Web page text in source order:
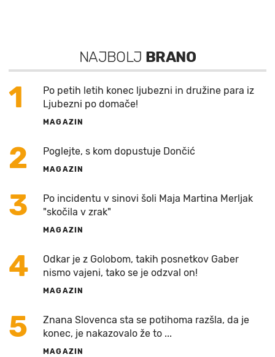
NAJBOLJ BRANO
1
Po petih letih konec ljubezni in družine para iz
Ljubezni po domače!
MAGAZIN
2 Poglejte, s kom dopustuje Dončić
MAGAZIN
3
Po incidentu v sinovi šoli Maja Martina Merljak
"skočila v zrak"
MAGAZIN
4
Odkar je z Golobom, takih posnetkov Gaber
nismo vajeni, tako se je odzval on!
MAGAZIN
5
Znana Slovenca sta se potihoma razšla, da je
konec, je nakazovalo že to ...
MAGAZIN